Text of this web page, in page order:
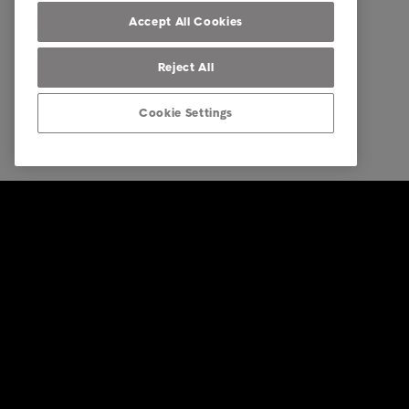
Accept All Cookies
Reject All
Cookie Settings